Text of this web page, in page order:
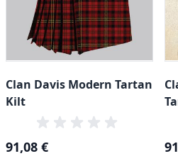
Clan Davis Modern Tartan
Kilt
Special Price
91,08 €